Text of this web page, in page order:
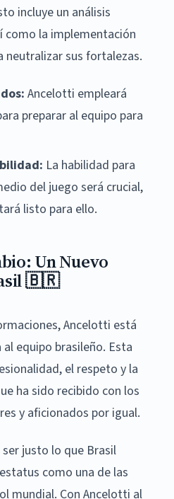
incluye un análisis
como la implementación
neutralizar sus fortalezas.
Ancelotti empleará
preparar al equipo para
La habilidad para
del juego será crucial,
listo para ello.
Un Nuevo
🇧🇷
Ancelotti está
equipo brasileño. Esta
el respeto y la
ha sido recibido con los
y aficionados por igual.
justo lo que Brasil
como una de las
mundial. Con Ancelotti al